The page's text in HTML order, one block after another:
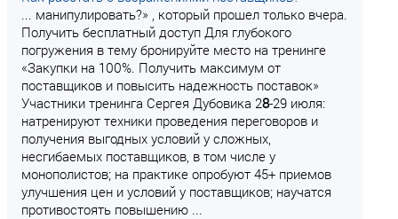
... манипулировать?» , который прошел только вчера.
Получить бесплатный доступ Для глубокого
погружения в тему бронируйте место на тренинге
«Закупки на 100%. Получить максимум от
поставщиков и повысить надежность поставок»
Участники тренинга Сергея Дубовика 28-29 июля:
натренируют техники проведения переговоров и
получения выгодных условий у сложных,
несгибаемых поставщиков, в том числе у
монополистов; на практике опробуют 45+ приемов
улучшения цен и условий у поставщиков; научатся
противостоять повышению ...